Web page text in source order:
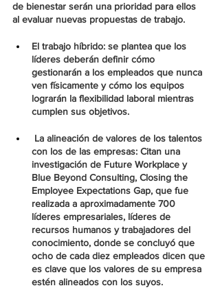
de bienestar serán una prioridad para ellos
al evaluar nuevas propuestas de trabajo.
El trabajo híbrido: se plantea que los
líderes deberán definir cómo
gestionarán a los empleados que nunca
ven físicamente y cómo los equipos
lograrán la flexibilidad laboral mientras
cumplen sus objetivos.
con los de las empresas: Citan una
investigación de Future Workplace y
Blue Beyond Consulting, Closing the
Employee Expectations Gap, que fue
realizada a aproximadamente 700
líderes empresariales, líderes de
recursos humanos y trabajadores del
conocimiento, donde se concluyó que
ocho de cada diez empleados dicen que
es clave que los valores de su empresa
estén alineados con los suyos.